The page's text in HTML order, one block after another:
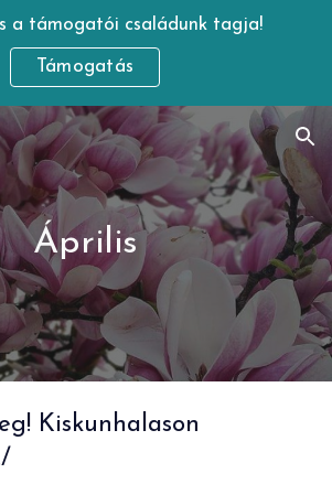
Skip to navigation
a támogatói családunk tagja!
Támogatás
Április
Kiskunhalason